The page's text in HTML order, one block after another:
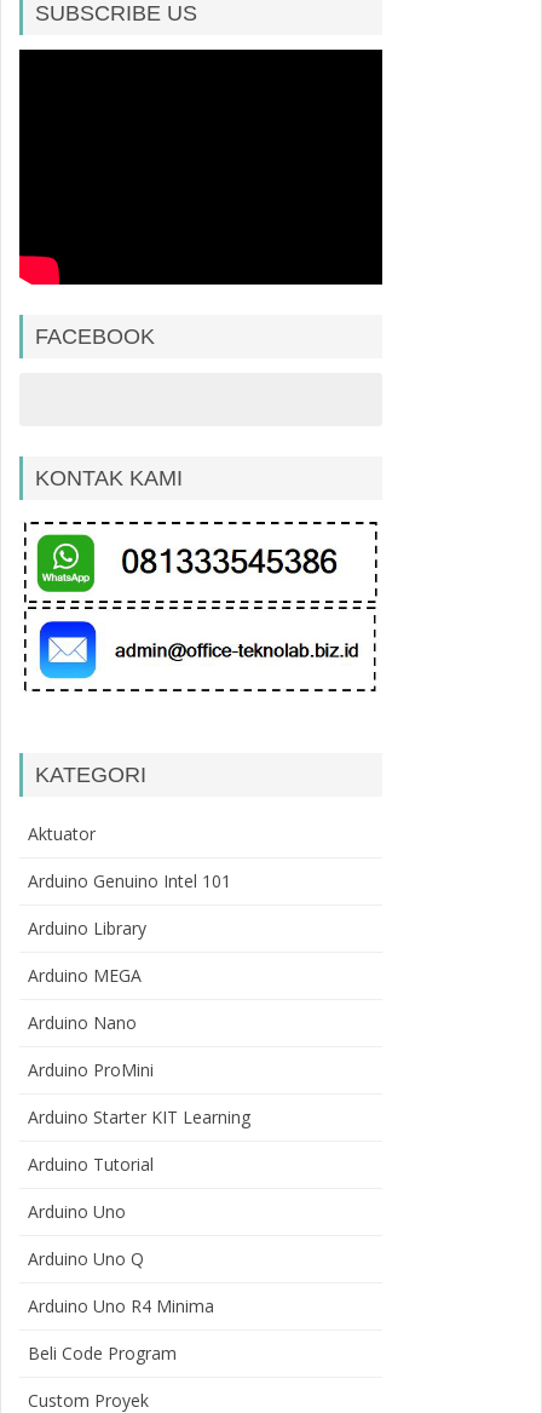
SUBSCRIBE US
FACEBOOK
KONTAK KAMI
KATEGORI
Aktuator
Arduino Genuino Intel 101
Arduino Library
Arduino MEGA
Arduino Nano
Arduino ProMini
Arduino Starter KIT Learning
Arduino Tutorial
Arduino Uno
Arduino Uno Q
Arduino Uno R4 Minima
Beli Code Program
Custom Proyek